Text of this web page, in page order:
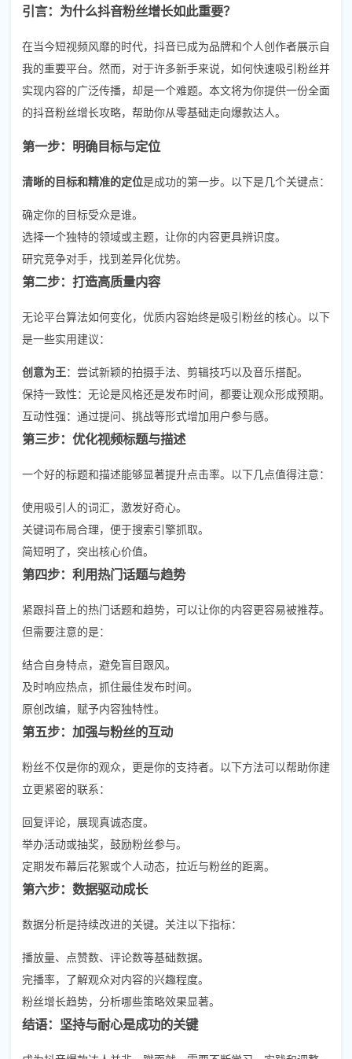
引言：为什么抖音粉丝增长如此重要？
在当今短视频风靡的时代，抖音已成为品牌和个人创作者展示自
我的重要平台。然而，对于许多新手来说，如何快速吸引粉丝并
实现内容的广泛传播，却是一个难题。本文将为你提供一份全面
的抖音粉丝增长攻略，帮助你从零基础走向爆款达人。
第一步：明确目标与定位
清晰的目标和精准的定位是成功的第一步。以下是几个关键点：
确定你的目标受众是谁。
选择一个独特的领域或主题，让你的内容更具辨识度。
研究竞争对手，找到差异化优势。
第二步：打造高质量内容
无论平台算法如何变化，优质内容始终是吸引粉丝的核心。以下
是一些实用建议：
创意为王：尝试新颖的拍摄手法、剪辑技巧以及音乐搭配。
保持一致性：无论是风格还是发布时间，都要让观众形成预期。
互动性强：通过提问、挑战等形式增加用户参与感。
第三步：优化视频标题与描述
一个好的标题和描述能够显著提升点击率。以下几点值得注意：
使用吸引人的词汇，激发好奇心。
关键词布局合理，便于搜索引擎抓取。
简短明了，突出核心价值。
第四步：利用热门话题与趋势
紧跟抖音上的热门话题和趋势，可以让你的内容更容易被推荐。
但需要注意的是：
结合自身特点，避免盲目跟风。
及时响应热点，抓住最佳发布时间。
原创改编，赋予内容独特性。
第五步：加强与粉丝的互动
粉丝不仅是你的观众，更是你的支持者。以下方法可以帮助你建
立更紧密的联系：
回复评论，展现真诚态度。
举办活动或抽奖，鼓励粉丝参与。
定期发布幕后花絮或个人动态，拉近与粉丝的距离。
第六步：数据驱动成长
数据分析是持续改进的关键。关注以下指标：
播放量、点赞数、评论数等基础数据。
完播率，了解观众对内容的兴趣程度。
粉丝增长趋势，分析哪些策略效果显著。
结语：坚持与耐心是成功的关键